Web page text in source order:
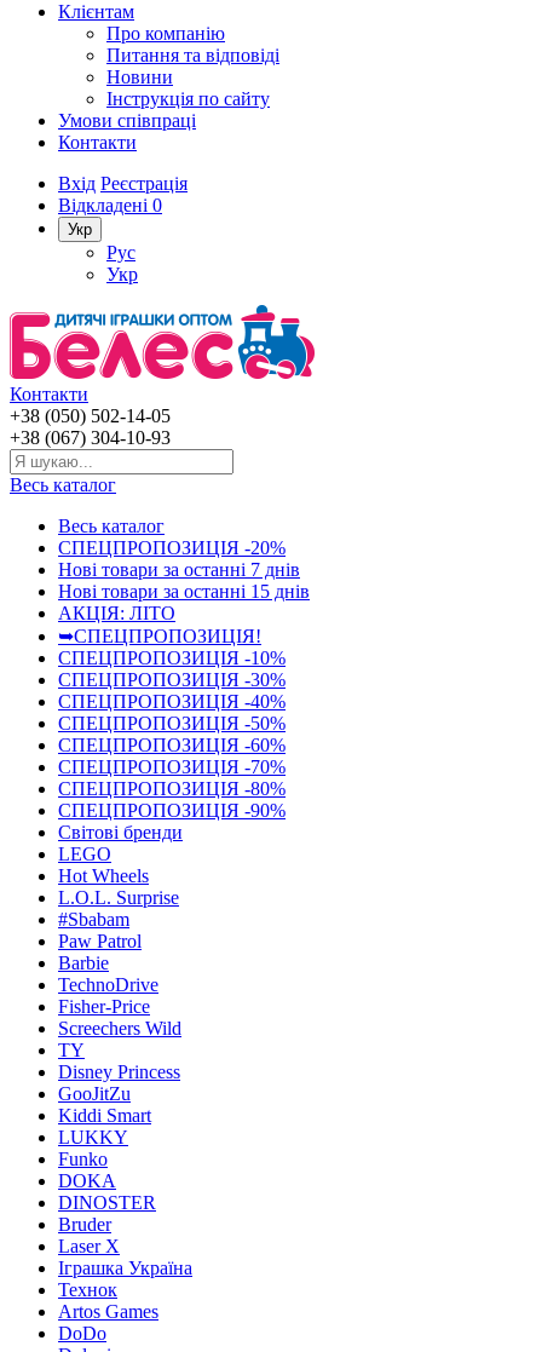
Клієнтам
Про компанію
Питання та відповіді
Новини
Інструкція по сайту
Умови співпраці
Контакти
Вхід Реєстрація
Відкладені 0
Укр
Рус
Укр
Контакти
+38 (050) 502-14-05
+38 (067) 304-10-93
Весь каталог
Весь каталог
СПЕЦПРОПОЗИЦІЯ -20%
Нові товари за останнi 7 днiв
Нові товари за останнi 15 днiв
АКЦІЯ: ЛІТО
➥СПЕЦПРОПОЗИЦІЯ!
СПЕЦПРОПОЗИЦІЯ -10%
СПЕЦПРОПОЗИЦІЯ -30%
СПЕЦПРОПОЗИЦІЯ -40%
СПЕЦПРОПОЗИЦІЯ -50%
СПЕЦПРОПОЗИЦІЯ -60%
СПЕЦПРОПОЗИЦІЯ -70%
СПЕЦПРОПОЗИЦІЯ -80%
СПЕЦПРОПОЗИЦІЯ -90%
Світові бренди
LEGO
Hot Wheels
L.O.L. Surprise
#Sbabam
Paw Patrol
Barbie
TechnoDrive
Fisher-Price
Screechers Wild
TY
Disney Princess
GooJitZu
Kiddi Smart
LUKKY
Funko
DOKA
DINOSTER
Bruder
Laser X
Іграшка Україна
Технок
Artos Games
DoDo